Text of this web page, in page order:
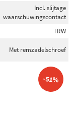
Incl. slijtage
waarschuwingscontact
TRW
Met remzadelschroef
-51%